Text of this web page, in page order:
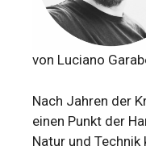
von Luciano
Nach Jahren der
einen Punkt der
Natur und